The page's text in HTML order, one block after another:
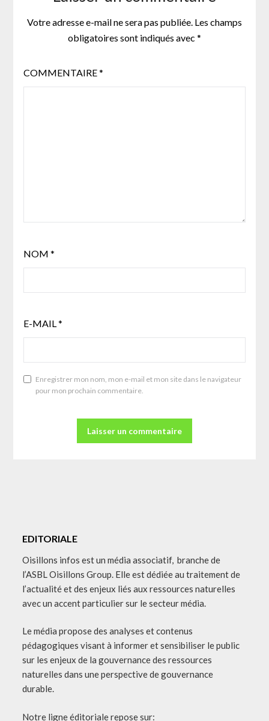
Votre adresse e-mail ne sera pas publiée. Les champs
obligatoires sont indiqués avec *
COMMENTAIRE*
NOM *
E-MAIL*
Enregistrer mon nom, mon e-mail et mon site dans le navigateur
pour mon prochain commentaire.
EDITORIALE
Oisillons infos est un média associatif, branche de
l’ASBL Oisillons Group. Elle est dédiée au traitement de
l’actualité et des enjeux liés aux ressources naturelles
avec un accent particulier sur le secteur média.
Le média propose des analyses et contenus
pédagogiques visant à informer et sensibiliser le public
sur les enjeux de la gouvernance des ressources
naturelles dans une perspective de gouvernance
durable.
Notre ligne éditoriale repose sur: